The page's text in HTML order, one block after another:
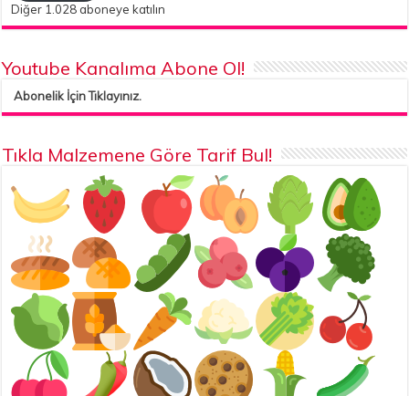
Diğer 1.028 aboneye katılın
Youtube Kanalıma Abone Ol!
Abonelik İçin Tıklayınız.
Tıkla Malzemene Göre Tarif Bul!